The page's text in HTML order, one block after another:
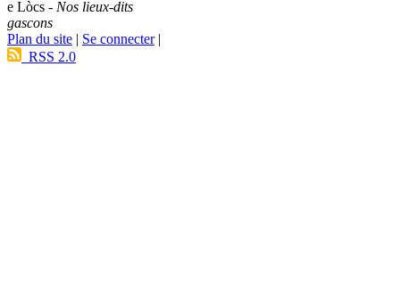
e Lòcs - Nos lieux-dits
gascons
Plan du site | Se connecter|
RSS 2.0